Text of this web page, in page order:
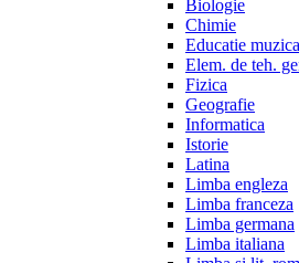
Biologie
Chimie
Educatie
Elem. de teh.
Fizica
Geografie
Informatica
Istorie
Latina
Limba engleza
Limba franceza
Limba germana
Limba italiana